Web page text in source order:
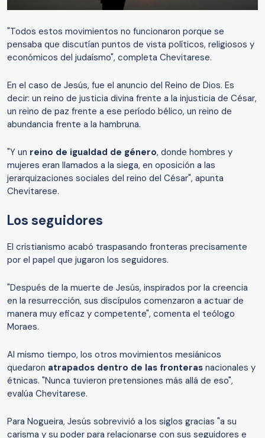
"Todos estos movimientos no funcionaron porque se
pensaba que discutían puntos de vista políticos, religiosos y
económicos del judaísmo", completa Chevitarese.
En el caso de Jesús, fue el anuncio del Reino de Dios. Es
decir: un reino de justicia divina frente a la injusticia de César,
un reino de paz frente a ese período bélico, un reino de
abundancia frente a la hambruna.
"Y un reino de igualdad de género, donde hombres y
mujeres eran llamados a la siega, en oposición a las
jerarquizaciones sociales del reino del César", apunta
Chevitarese.
Los seguidores
El cristianismo acabó traspasando fronteras precisamente
por el papel que jugaron los seguidores.
"Después de la muerte de Jesús, inspirados por la creencia
en la resurrección, sus discípulos comenzaron a actuar de
manera muy eficaz y competente", comenta el teólogo
Moraes.
Al mismo tiempo, los otros movimientos mesiánicos
quedaron atrapados dentro de las fronteras nacionales y
étnicas. "Nunca tuvieron pretensiones más allá de eso",
evalúa Chevitarese.
Para Nogueira, Jesús sobrevivió a los siglos gracias "a su
carisma y su poder para relacionarse con sus seguidores e